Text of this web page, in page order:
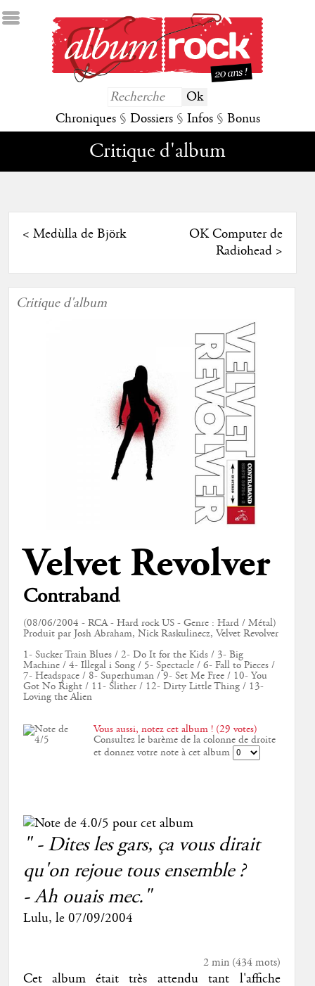
Chroniques § Dossiers § Infos § Bonus
Critique d'album
< Medùlla de Björk
OK Computer de
Radiohead>
Critique d'album
Velvet Revolver
Contraband
(08/06/2004 - RCA - Hard rock US - Genre : Hard / Métal)
Produit par Josh Abraham, Nick Raskulinecz, Velvet Revolver
1- Sucker Train Blues / 2- Do It for the Kids / 3- Big
Machine / 4- Illegal i Song / 5- Spectacle / 6- Fall to Pieces /
7- Headspace / 8- Superhuman / 9- Set Me Free / 10- You
Got No Right / 11- Slither / 12- Dirty Little Thing / 13-
Loving the Alien
Vous aussi, notez cet album ! (29 votes)
Consultez le barème de la colonne de droite
et donnez votre note à cet album
" - Dites les gars, ça vous dirait
qu'on rejoue tous ensemble ?
- Ah ouais mec."
Lulu, le 07/09/2004
2 min(434mots)
Cet album était très attendu tant l'affiche